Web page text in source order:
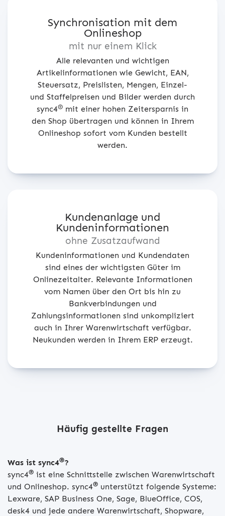
Synchronisation mit dem
Onlineshop
mit nur einem Klick
Alle relevanten und wichtigen
Artikelinformationen wie Gewicht, EAN,
Steuersatz, Preislisten, Mengen, Einzel-
und Staffelpreisen und Bilder werden durch
sync4® mit einer hohen Zeitersparnis in
den Shop übertragen und können in Ihrem
Onlineshop sofort vom Kunden bestellt
werden.
Kundenanlage und
Kundeninformationen
ohne Zusatzaufwand
Kundeninformationen und Kundendaten
sind eines der wichtigsten Güter im
Onlinezeitalter. Relevante Informationen
vom Namen über den Ort bis hin zu
Bankverbindungen und
Zahlungsinformationen sind unkompliziert
auch in Ihrer Warenwirtschaft verfügbar.
Neukunden werden in Ihrem ERP erzeugt.
Häufig gestellte Fragen
Was ist sync4®?
sync4® ist eine Schnittstelle zwischen Warenwirtschaft
und Onlineshop. sync4® unterstützt folgende Systeme:
Lexware, SAP Business One, Sage, BlueOffice, COS,
desk4 und jede andere Warenwirtschaft, Shopware,